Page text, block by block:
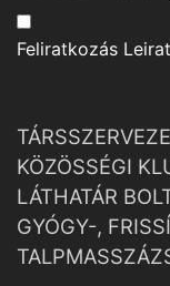
Feliratkozás
KÖZÖSSÉGI
LÁTHATÁR
GYÓGY-,